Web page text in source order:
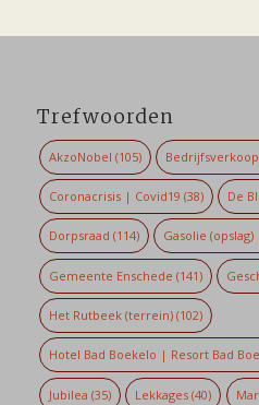
Trefwoorden
AkzoNobel (105)
Coronacrisis | Covid19 (38) De
Dorpsraad (114) Gasolie
Gemeente Enschede (141)
Het Rutbeek (terrein)(102)
Hotel Bad Boekelo | Resort Bad
Jubilea (35) Lekkages (40)